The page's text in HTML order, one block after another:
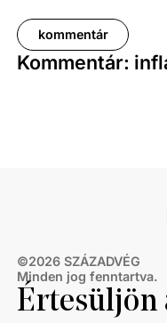
kommentár
Kommentár:
©2026 SZÁZADVÉG
Minden jog fenntartva.
Értesüljön